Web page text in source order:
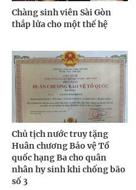
Chàng sinh viên Sài Gòn
thắp lửa cho một thế hệ
Chủ tịch nước truy tặng
Huân chương Bảo vệ Tổ
quốc hạng Ba cho quân
nhân hy sinh khi chống bão
số 3